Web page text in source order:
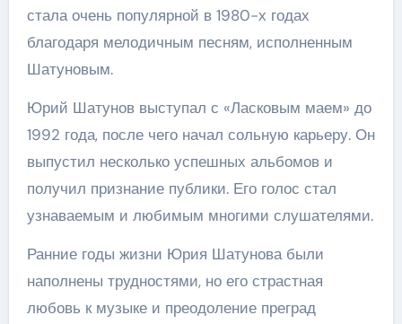
стала очень популярной в 1980-х годах
благодаря мелодичным песням, исполненным
Шатуновым.
Юрий Шатунов выступал с «Ласковым маем» до
1992 года, после чего начал сольную карьеру. Он
выпустил несколько успешных альбомов и
получил признание публики. Его голос стал
узнаваемым и любимым многими слушателями.
Ранние годы жизни Юрия Шатунова были
наполнены трудностями, но его страстная
любовь к музыке и преодоление преград